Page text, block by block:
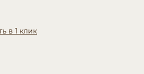
в 1 клик